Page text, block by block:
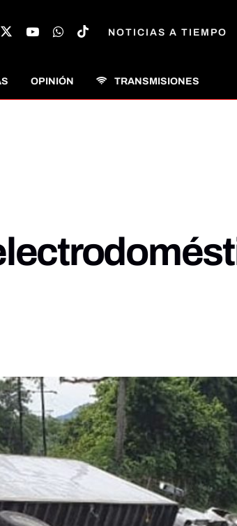
NOTICIAS A TIEMPO
OPINIÓN TRANSMISIONES